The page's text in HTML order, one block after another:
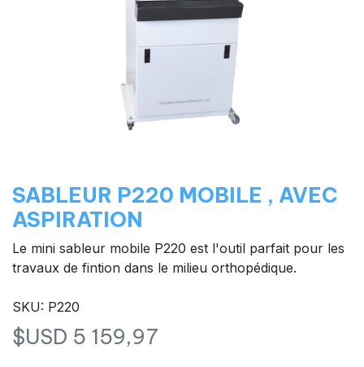
SABLEUR P220 MOBILE , AVEC
ASPIRATION
Le mini sableur mobile P220 est l'outil parfait pour les
travaux de fintion dans le milieu orthopédique.
SKU: P220
$USD 5 159,97